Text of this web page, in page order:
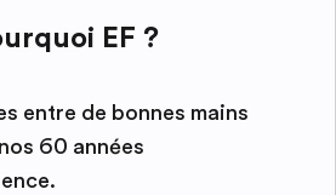
EF ?
entre de bonnes mains
60 années